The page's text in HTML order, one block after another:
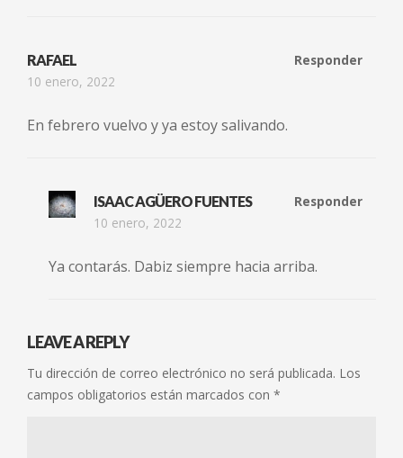
RAFAEL
10 enero, 2022
Responder
En febrero vuelvo y ya estoy salivando.
ISAAC AGÜERO FUENTES
10 enero, 2022
Responder
Ya contarás. Dabiz siempre hacia arriba.
LEAVE A REPLY
Tu dirección de correo electrónico no será publicada. Los
campos obligatorios están marcados con *